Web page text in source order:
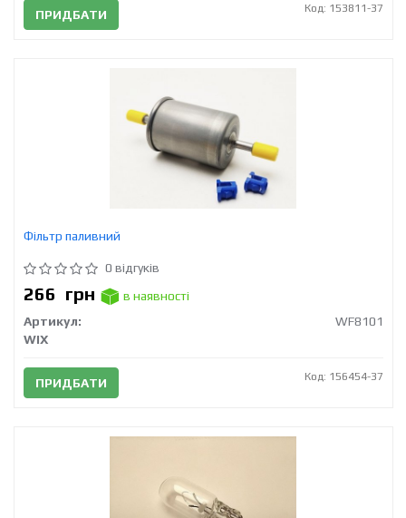
ПРИДБАТИ Код: 153811-37
Фільтр паливний
0 відгуків
266 грн
в наявності
Артикул:
WF8101
WIX
ПРИДБАТИ Код: 156454-37